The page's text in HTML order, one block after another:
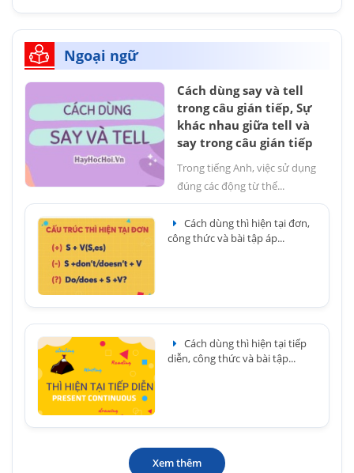
Ngoại ngữ
Cách dùng say và tell
trong câu gián tiếp, Sự
khác nhau giữa tell và
say trong câu gián tiếp
Trong tiếng Anh, việc sử dụng
đúng các động từ thể...
Cách dùng thì hiện tại đơn,
công thức và bài tập áp...
Cách dùng thì hiện tại tiếp
diễn, công thức và bài tập...
Xem thêm